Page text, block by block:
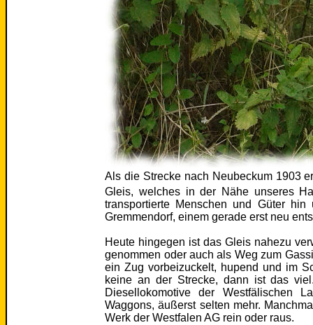
Als die Strecke nach Neubeckum 1903
Gleis, welches in der Nähe unseres
transportierte Menschen und Güter
Gremmendorf, einem gerade erst neu
Heute hingegen ist das Gleis nahezu
genommen oder auch als Weg zum
ein Zug vorbeizuckelt, hupend und im
keine an der Strecke, dann ist das
Diesellokomotive der Westfälischen
Waggons, äußerst selten mehr.
Werk der Westfalen AG rein oder raus.